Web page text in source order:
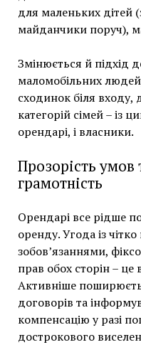
для маленьких дітей
майданчики поруч),
Змінюється й підхід
маломобільних
сходинок біля входу,
категорій сімей – із
орендарі, і власники.
Прозорість
грамотність
Орендарі все рідше
оренду. Угода із
зобов’язаннями,
прав обох сторін – це
Активніше
договорів та
компенсацію у разі
дострокового